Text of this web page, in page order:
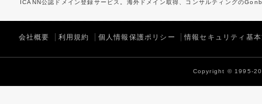
ICANN公認ドメイン登録サービス。海外ドメイン取得、コンサルティングの
会社概要 利用規約 個人情報保護ポリシー 情報セキュリティ基
Copyright © 1995-